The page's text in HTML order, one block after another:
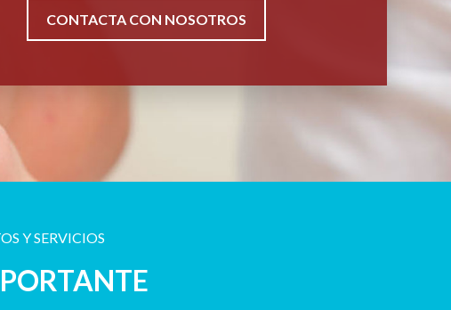
CONTACTA CON NOSOTROS
Y SERVICIOS